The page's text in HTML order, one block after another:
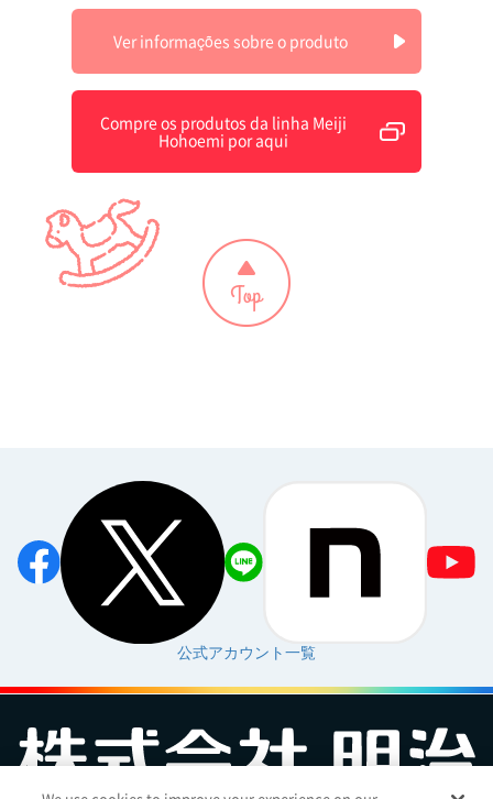
Ver informações sobre o produto
Compre os produtos da linha Meiji
Hohoemi por aqui
公式アカウント一覧